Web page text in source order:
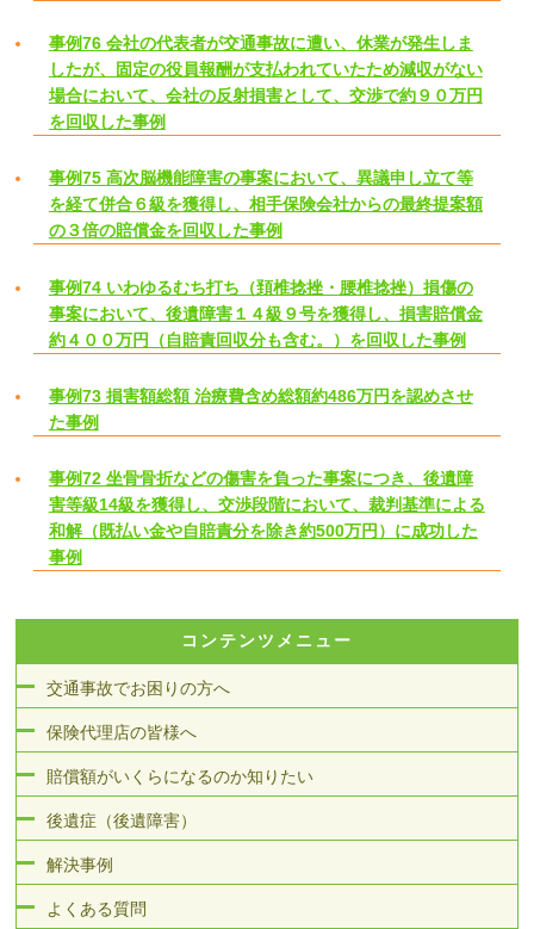
事例76 会社の代表者が交通事故に遭い、休業が発生しま
したが、固定の役員報酬が支払われていたため減収がない
場合において、会社の反射損害として、交渉で約９０万円
を回収した事例
事例75 高次脳機能障害の事案において、異議申し立て等
を経て併合６級を獲得し、相手保険会社からの最終提案額
の３倍の賠償金を回収した事例
事例74 いわゆるむち打ち（頚椎捻挫・腰椎捻挫）損傷の
事案において、後遺障害１４級９号を獲得し、損害賠償金
約４００万円（自賠責回収分も含む。）を回収した事例
事例73 損害額総額 治療費含め総額約486万円を認めさせ
た事例
事例72 坐骨骨折などの傷害を負った事案につき、後遺障
害等級14級を獲得し、交渉段階において、裁判基準による
和解（既払い金や自賠責分を除き約500万円）に成功した
事例
コンテンツメニュー
交通事故でお困りの方へ
保険代理店の皆様へ
賠償額がいくらになるのか知りたい
後遺症（後遺障害）
解決事例
よくある質問